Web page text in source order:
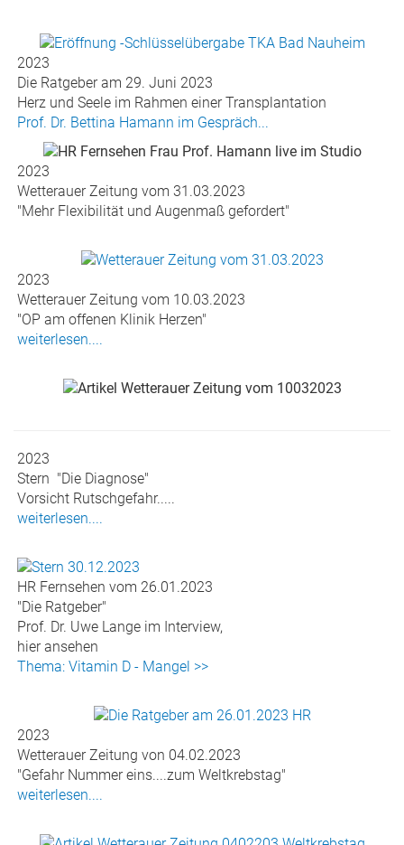
2023
Die Ratgeber am 29. Juni 2023
Herz und Seele im Rahmen einer Transplantation
Prof. Dr. Bettina Hamann im Gespräch...
2023
Wetterauer Zeitung vom 31.03.2023
"Mehr Flexibilität und Augenmaß gefordert"
2023
Wetterauer Zeitung vom 10.03.2023
"OP am offenen Klinik Herzen"
weiterlesen....
2023
Stern "Die Diagnose"
Vorsicht Rutschgefahr.....
weiterlesen....
HR Fernsehen vom 26.01.2023
"Die Ratgeber"
Prof. Dr. Uwe Lange im Interview,
hier ansehen
Thema: Vitamin D - Mangel >>
2023
Wetterauer Zeitung von 04.02.2023
"Gefahr Nummer eins....zum Weltkrebstag"
weiterlesen....